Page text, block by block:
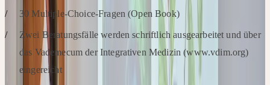
30 Multiple-Choice-Fragen (Open Book)
Zwei Beratungsfälle werden schriftlich ausgearbeitet und über
das Vademecum der Integrativen Medizin (www.vdim.org)
eingereicht